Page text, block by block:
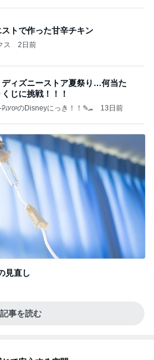
トで作った甘辛チキン
ス 2日前
ディズニーストア夏祭り…何当た
じに挑戦！！！
高校生Dヲタ Ꭰ-ᎮꭵꭹꭴのDisneyにっき！！✎ܚ 13日前
見直し
記事を読む